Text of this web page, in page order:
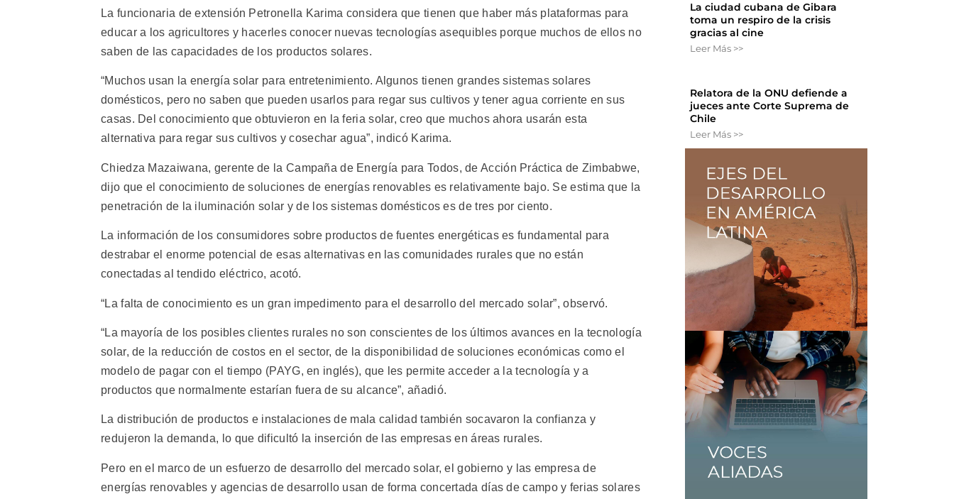
La funcionaria de extensión Petronella Karima considera que tienen que haber más plataformas para
educar a los agricultores y hacerles conocer nuevas tecnologías asequibles porque muchos de ellos no
saben de las capacidades de los productos solares.
“Muchos usan la energía solar para entretenimiento. Algunos tienen grandes sistemas solares
domésticos, pero no saben que pueden usarlos para regar sus cultivos y tener agua corriente en sus
casas. Del conocimiento que obtuvieron en la feria solar, creo que muchos ahora usarán esta
alternativa para regar sus cultivos y cosechar agua”, indicó Karima.
Chiedza Mazaiwana, gerente de la Campaña de Energía para Todos, de Acción Práctica de Zimbabwe,
dijo que el conocimiento de soluciones de energías renovables es relativamente bajo. Se estima que la
penetración de la iluminación solar y de los sistemas domésticos es de tres por ciento.
La información de los consumidores sobre productos de fuentes energéticas es fundamental para
destrabar el enorme potencial de esas alternativas en las comunidades rurales que no están
conectadas al tendido eléctrico, acotó.
“La falta de conocimiento es un gran impedimento para el desarrollo del mercado solar”, observó.
“La mayoría de los posibles clientes rurales no son conscientes de los últimos avances en la tecnología
solar, de la reducción de costos en el sector, de la disponibilidad de soluciones económicas como el
modelo de pagar con el tiempo (PAYG, en inglés), que les permite acceder a la tecnología y a
productos que normalmente estarían fuera de su alcance”, añadió.
La distribución de productos e instalaciones de mala calidad también socavaron la confianza y
redujeron la demanda, lo que dificultó la inserción de las empresas en áreas rurales.
Pero en el marco de un esfuerzo de desarrollo del mercado solar, el gobierno y las empresa de
energías renovables y agencias de desarrollo usan de forma concertada días de campo y ferias solares
La ciudad cubana de Gibara
toma un respiro de la crisis
gracias al cine
Leer Más >>
Relatora de la ONU defiende a
jueces ante Corte Suprema de
Chile
Leer Más >>